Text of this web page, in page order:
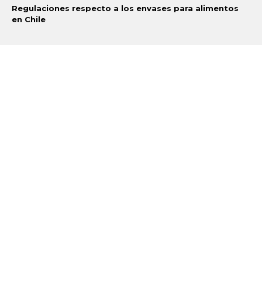
Regulaciones respecto a los envases para alimentos
en Chile